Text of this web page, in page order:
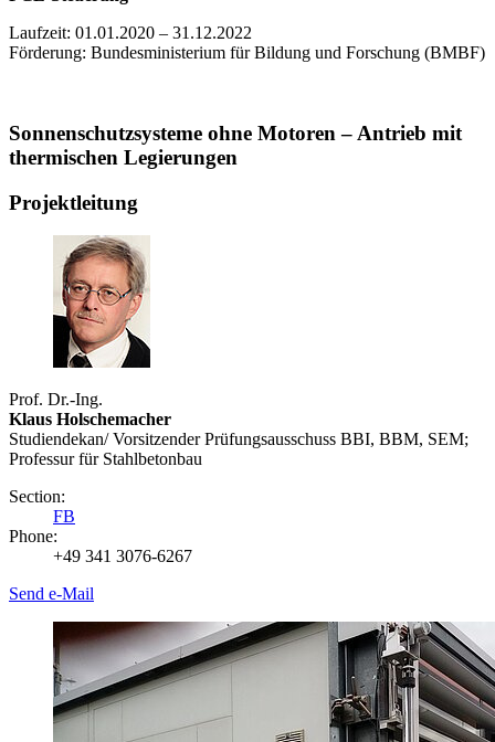
Laufzeit: 01.01.2020 – 31.12.2022
Förderung: Bundesministerium für Bildung und Forschung (BMBF)
Sonnenschutzsysteme ohne Motoren – Antrieb mit
thermischen Legierungen
Projektleitung
Prof. Dr.-Ing.
Klaus Holschemacher
Studiendekan/ Vorsitzender Prüfungsausschuss BBI, BBM, SEM;
Professur für Stahlbetonbau
Section:
FB
Phone:
+49 341 3076-6267
Send e-Mail